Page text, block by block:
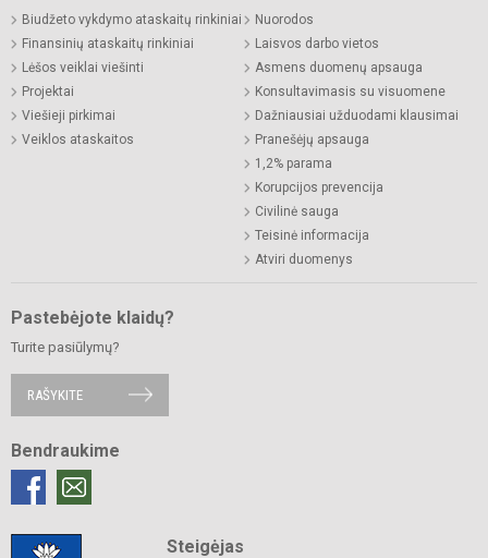
Biudžeto vykdymo ataskaitų rinkiniai
Finansinių ataskaitų rinkiniai
Lėšos veiklai viešinti
Projektai
Viešieji pirkimai
Veiklos ataskaitos
Nuorodos
Laisvos darbo vietos
Asmens duomenų apsauga
Konsultavimasis su visuomene
Dažniausiai užduodami klausimai
Pranešėjų apsauga
1,2% parama
Korupcijos prevencija
Civilinė sauga
Teisinė informacija
Atviri duomenys
Pastebėjote klaidų?
Turite pasiūlymų?
RAŠYKITE
Bendraukime
Steigėjas